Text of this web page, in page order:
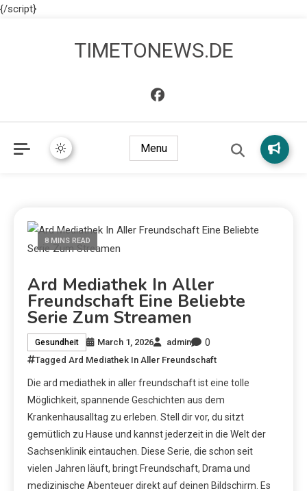
{/script}
TIMETONEWS.DE
Menu
8 MINS READ
Ard Mediathek In Aller
Freundschaft Eine Beliebte
Serie Zum Streamen
Gesundheit March 1, 2026 admin 0
Tagged Ard Mediathek In Aller Freundschaft
Die ard mediathek in aller freundschaft ist eine tolle
Möglichkeit, spannende Geschichten aus dem
Krankenhausalltag zu erleben. Stell dir vor, du sitzt
gemütlich zu Hause und kannst jederzeit in die Welt der
Sachsenklinik eintauchen. Diese Serie, die schon seit
vielen Jahren läuft, bringt Freundschaft, Drama und
medizinische Abenteuer direkt auf deinen Bildschirm. Es